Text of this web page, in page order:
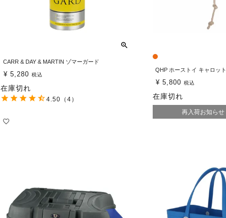
CARR & DAY & MARTIN ゾマーガード
¥ 5,280 税込
在庫切れ
4.50 （4）
QHP ホーストイ キャロット
¥ 5,800 税込
在庫切れ
再入荷お知らせ